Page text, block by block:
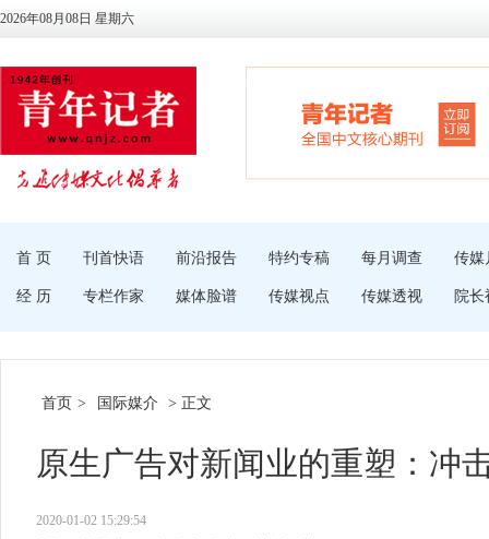
2026年08月08日 星期六
首 页 刊首快语 前沿报告 特约专稿 每月调查 传媒
经 历 专栏作家 媒体脸谱 传媒视点 传媒透视 院长
首页 > 国际媒介 > 正文
原生广告对新闻业的重塑：冲
2020-01-02 15:29:54